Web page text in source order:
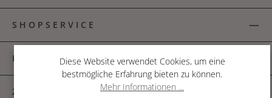
SHOPSERVICE
INFORMATIONEN
ZAHLUNGSARTEN
Diese Website verwendet Cookies, um eine
bestmögliche Erfahrung bieten zu können.
Mehr Informationen ...